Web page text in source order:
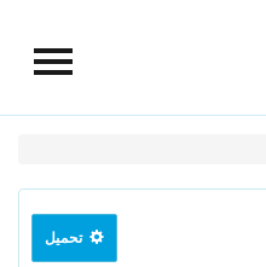
تحميل